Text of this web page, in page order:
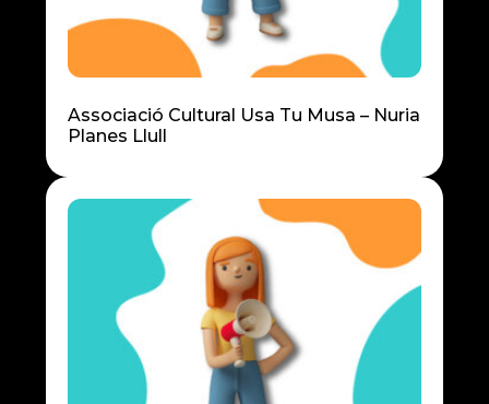
Associació Cultural Usa Tu Musa – Nuria
Planes Llull